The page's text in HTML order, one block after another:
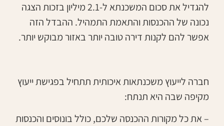
להגדיל את סכום המשכנתא ל-2.1 מיליון בזכות הצגה
נכונה של ההכנסות והתאמת התמהיל. ההבדל הזה
אפשר להם לקנות דירה טובה יותר באזור מבוקש יותר.
חברה לייעוץ משכנתאות איכותית תתחיל בפגישת ייעוץ
מקיפה שבה היא תנתח:
– את כל מקורות ההכנסה שלכם, כולל בונוסים והכנסות